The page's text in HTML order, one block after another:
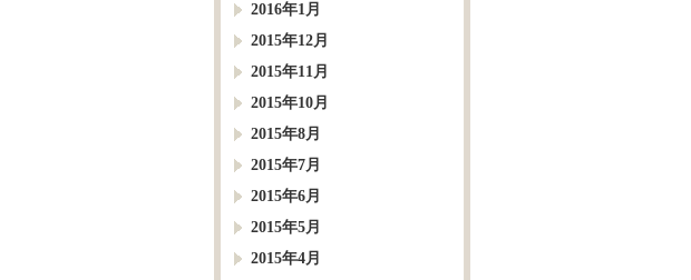
2016年1月
2015年12月
2015年11月
2015年10月
2015年8月
2015年7月
2015年6月
2015年5月
2015年4月